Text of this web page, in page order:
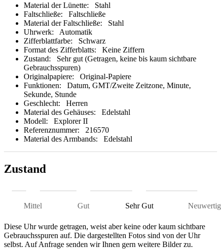
Material der Lünette:
Stahl
Faltschließe:
Faltschließe
Material der Faltschließe:
Stahl
Uhrwerk:
Automatik
Zifferblattfarbe:
Schwarz
Format des Zifferblatts:
Keine Ziffern
Zustand:
Sehr gut (Getragen, keine bis kaum sichtbare
Gebrauchsspuren)
Originalpapiere:
Original-Papiere
Funktionen:
Datum, GMT/Zweite Zeitzone, Minute,
Sekunde, Stunde
Geschlecht:
Herren
Material des Gehäuses:
Edelstahl
Modell:
Explorer II
Referenznummer:
216570
Material des Armbands:
Edelstahl
Zustand
Mittel Gut Sehr Gut Neuwertig
Diese Uhr wurde getragen, weist aber keine oder kaum sichtbare
Gebrauchsspuren auf. Die dargestellten Fotos sind von der Uhr
selbst. Auf Anfrage senden wir Ihnen gern weitere Bilder zu.